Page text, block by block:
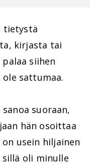
tietystä
kirjasta tai
siihen
sattumaa.
suoraan,
hän osoittaa
usein hiljainen
sillä oli minulle